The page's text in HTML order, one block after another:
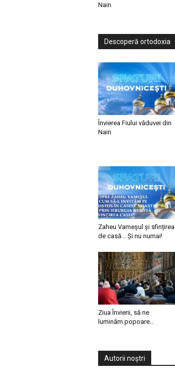
Nain
Descoperă ortodoxia
Învierea Fiului văduvei din
Nain
Zaheu Vameșul și sfințirea
de casă… Și nu numai!
Ziua Învierii, să ne
luminăm popoare…
Autorii noștri